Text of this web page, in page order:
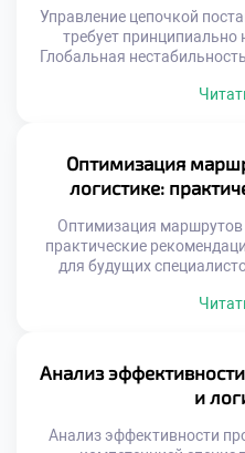
Управление цепочкой
требует принципиально
Глобальная
оптимизации затрат
уметь управлять
Способность
следования
Оптимизация
логистике:
Оптимизация маршрутов
практические
для будущих
Грамотное
остается лишь набором
требует точности и
маршрутизации стоят
Анализ
и
Анализ эффективности